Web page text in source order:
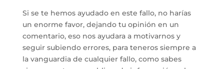
Si se te hemos ayudado en este fallo, no harías
un enorme favor, dejando tu opinión en un
comentario, eso nos ayudara a motivarnos y
seguir subiendo errores, para teneros siempre a
la vanguardia de cualquier fallo, como sabes